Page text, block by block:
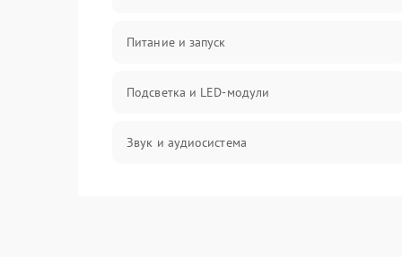
Питание и запуск
Подсветка и LED-модули
Звук и аудиосистема